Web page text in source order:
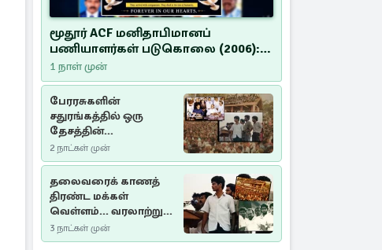
மூதூர் ACF மனிதாபிமானப்
பணியாளர்கள் படுகொலை (2006):
20 ஆண்டுகளாகியும் நீதி
மறுக்கப்பட்ட மனிதாபிமானப்
பேரவலம்
1 நாள் முன்
பேரரசுகளின்
சதுரங்கத்தில் ஒரு
தேசத்தின்
தீர்க்கதரிசனம் :
சுதுமலை பிரகடனம்
ஒரு வரலாற்றுப் பாடம்
2 நாட்கள் முன்
தலைவரைக் காணத்
திரண்ட மக்கள்
வெள்ளம்... வரலாற்றுச்
சிறப்புமிக்க சுதுமலைப்
பிரகடனம்…
3 நாட்கள் முன்